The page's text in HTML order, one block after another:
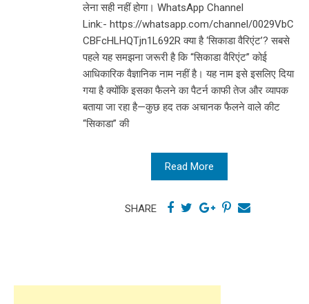
लेना सही नहीं होगा। WhatsApp Channel
Link:- https://whatsapp.com/channel/0029VbC
CBFcHLHQTjn1L692R क्या है ‘सिकाडा वैरिएंट’? सबसे
पहले यह समझना जरूरी है कि “सिकाडा वैरिएंट” कोई
आधिकारिक वैज्ञानिक नाम नहीं है। यह नाम इसे इसलिए दिया
गया है क्योंकि इसका फैलने का पैटर्न काफी तेज और व्यापक
बताया जा रहा है—कुछ हद तक अचानक फैलने वाले कीट
“सिकाडा” की
Read More
SHARE